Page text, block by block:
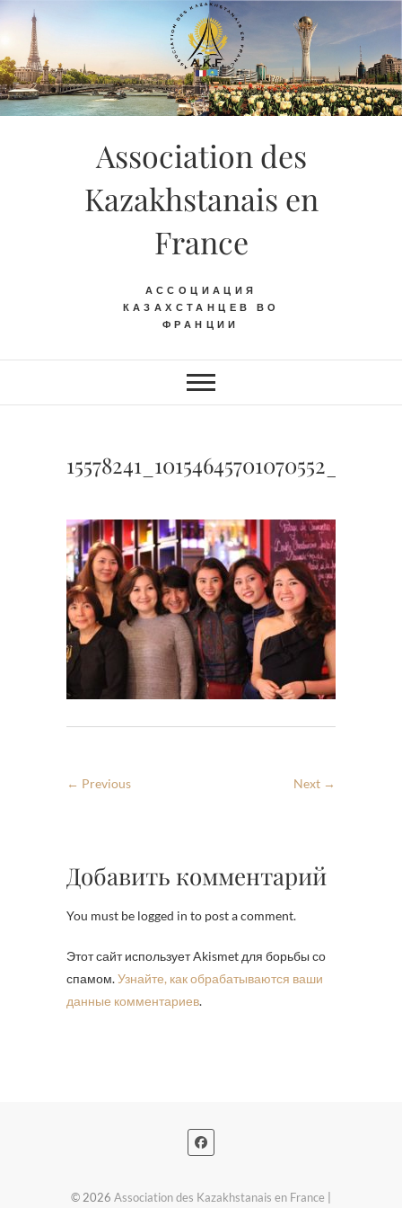
Skip
content
Association des
Kazakhstanais en
France
АССОЦИАЦИЯ
КАЗАХСТАНЦЕВ ВО
ФРАНЦИИ
← Previous Next →
Добавить комментарий
You must be logged in to post a comment.
Этот сайт использует Akismet для борьбы со
спамом.Узнайте, как обрабатываются ваши
данные комментариев.
© 2026 Association des Kazakhstanais en France